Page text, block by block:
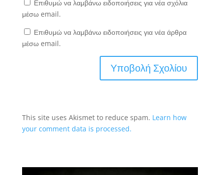
Επιθυμώ να λαμβάνω ειδοποιήσεις για νέα σχόλια
μέσω email.
Επιθυμώ να λαμβάνω ειδοποιήσεις για νέα άρθρα
μέσω email.
This site uses Akismet to reduce spam. Learn how
your comment data is processed.